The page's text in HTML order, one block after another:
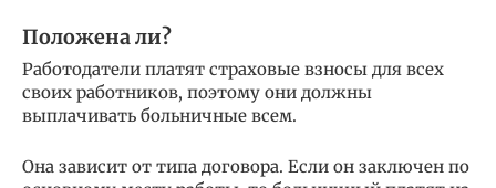
Положена ли?
Работодатели платят страховые взносы для всех
своих работников, поэтому они должны
выплачивать больничные всем.
Она зависит от типа договора. Если он заключен по